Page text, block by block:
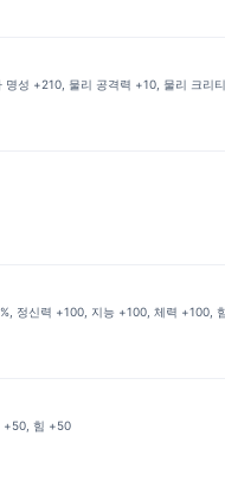
성 +210, 물리 공격력 +10, 물리 크
정신력 +100, 지능 +100, 체력 +100,
+50, 힘 +50